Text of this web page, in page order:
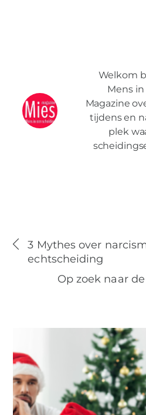
Welkom
Mens
Magazine
tijdens en
plek
3 Mythes over
echtscheiding
Op zoek naar